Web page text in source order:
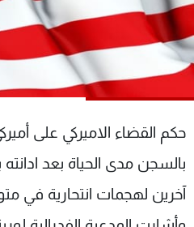
حكم القضاء الاميركي على
بالسجن مدى الحياة بعد
آخرين لهجمات انتحارية في متور
البرامج
جدول البرامج
الترددات
عن MTV
الإنـتـاج
لاعلاناتكم
شروط